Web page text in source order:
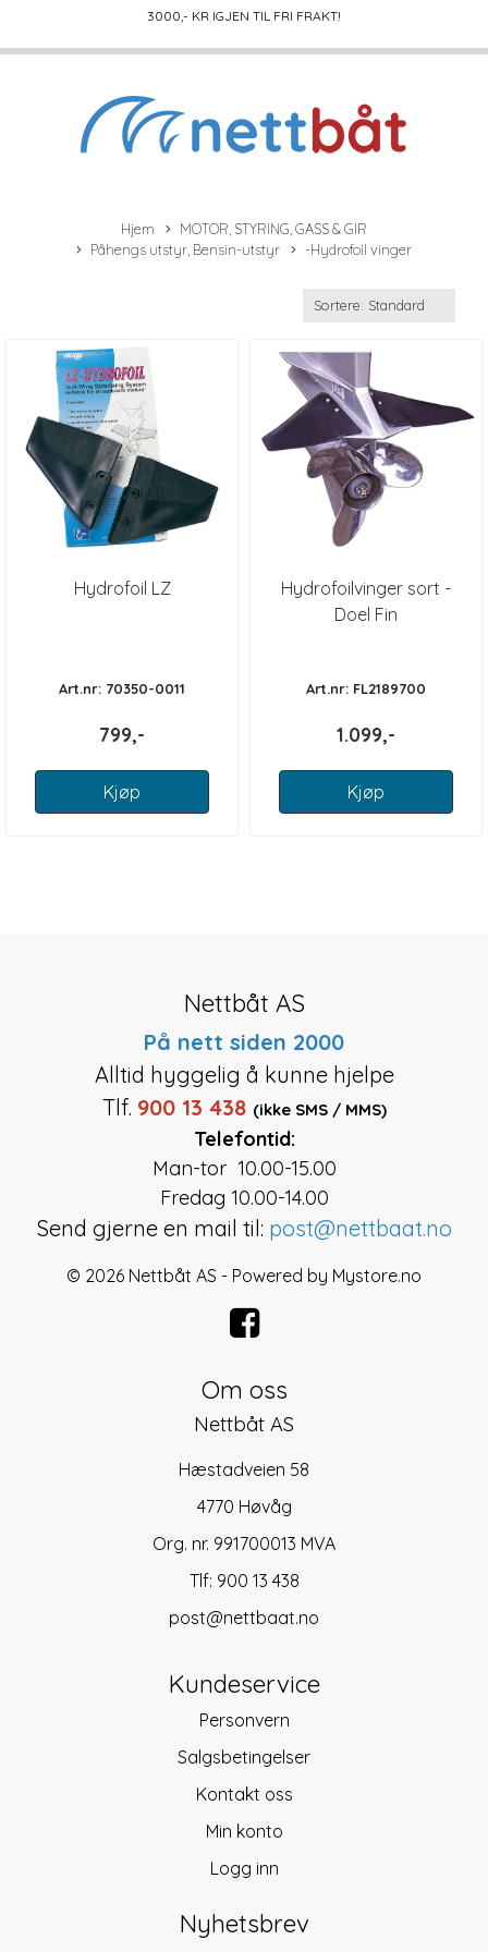
3000,- KR IGJEN TIL FRI FRAKT!
Hjem
MOTOR, STYRING, GASS & GIR
Påhengs utstyr, Bensin-utstyr
-Hydrofoil vinger
Hydrofoil LZ
Art.nr: 70350-0011
799,-
Kjøp
Hydrofoilvinger sort -
Doel Fin
Art.nr: FL2189700
1.099,-
Kjøp
Nettbåt AS
På nett siden 2000
Alltid hyggelig å kunne hjelpe
Tlf. 900 13 438 (ikke SMS / MMS)
Telefontid:
Man-tor 10.00-15.00
Fredag 10.00-14.00
Send gjerne en mail til: post@nettbaat.no
© 2026 Nettbåt AS - Powered by Mystore.no
Om oss
Nettbåt AS
Hæstadveien 58
4770 Høvåg
Org. nr. 991700013 MVA
Tlf: 900 13 438
post@nettbaat.no
Kundeservice
Personvern
Salgsbetingelser
Kontakt oss
Min konto
Logg inn
Nyhetsbrev